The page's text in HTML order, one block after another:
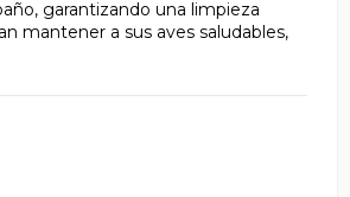
garantizando una limpieza
mantener a sus aves saludables,